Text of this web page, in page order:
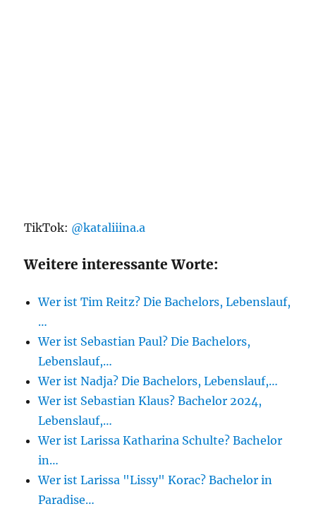
TikTok: @kataliiina.a
Weitere interessante Worte:
Wer ist Tim Reitz? Die Bachelors, Lebenslauf,
…
Wer ist Sebastian Paul? Die Bachelors,
Lebenslauf,…
Wer ist Nadja? Die Bachelors, Lebenslauf,…
Wer ist Sebastian Klaus? Bachelor 2024,
Lebenslauf,…
Wer ist Larissa Katharina Schulte? Bachelor
in…
Wer ist Larissa "Lissy" Korac? Bachelor in
Paradise…